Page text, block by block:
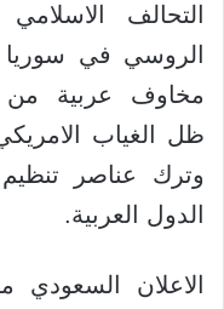
التحالف
الروسي في
مخاوف عربية
ظل الغياب
وترك عناصر
الدول العربية.
الاعلان السعودي